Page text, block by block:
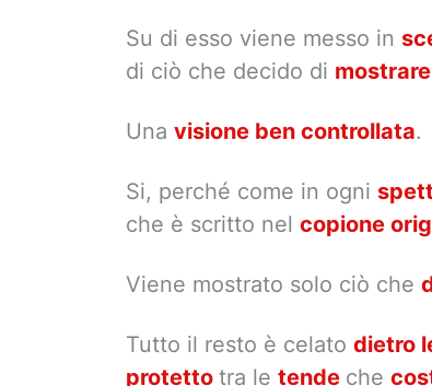
Su di esso viene messo in
di ciò che decido di mostrare
Una visione ben controllata.
Si, perché come in ogni
che è scritto nel copione
Viene mostrato solo ciò che
Tutto il resto è celato dietro
protetto tra le tende che